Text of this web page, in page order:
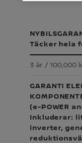
Täcker hela
3 år / 100,000
GARANTI
(e-POWER
Inkluderar:
inverter,